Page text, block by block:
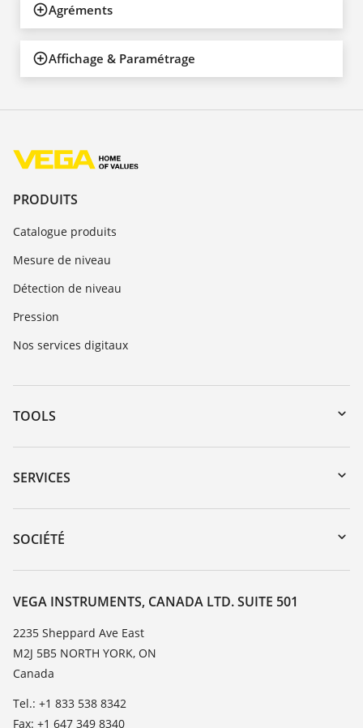
Agréments
Affichage & Paramétrage
PRODUITS
Catalogue produits
Mesure de niveau
Détection de niveau
Pression
Nos services digitaux
TOOLS
Téléchargements
Recherche par numéro de série
DTM Collection/PACTware
SERVICES
Retour d'appareil
Service client
Liste des constantes diélectriques
SOCIÉTÉ
À propos de VEGA
Contact
News
Presse
Blog
VEGA INSTRUMENTS, CANADA LTD. SUITE 501
2235 Sheppard Ave East
M2J 5B5 NORTH YORK, ON
Canada
Tel.: +1 833 538 8342
Fax: +1 647 349 8340